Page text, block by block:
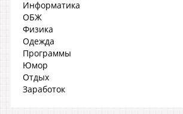
Информатика
ОБЖ
Физика
Одежда
Программы
Юмор
Отдых
Заработок